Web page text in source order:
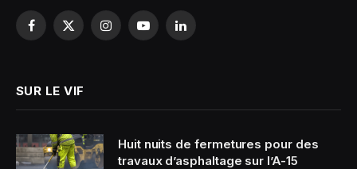
Facebook
X
InstagramYouTubeLinkedIn
SUR LE VIF
Huit nuits de fermetures pour des
travaux d’asphaltage sur l’A-15